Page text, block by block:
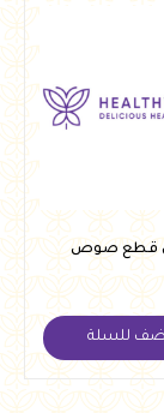
قطع صوص
للسلة